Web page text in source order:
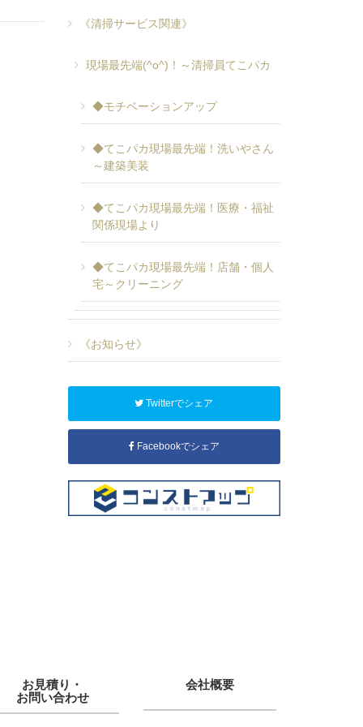
《清掃サービス関連》
現場最先端(^o^)！～清掃員てこパカ
◆モチベーションアップ
◆てこパカ現場最先端！洗いやさん
～建築美装
◆てこパカ現場最先端！医療・福祉
関係現場より
◆てこパカ現場最先端！店舗・個人
宅～クリーニング
《お知らせ》
Twitterでシェア
Facebookでシェア
お見積り・
お問い合わせ
会社概要